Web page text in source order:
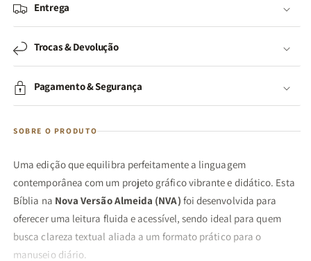
Entrega
Trocas & Devolução
Pagamento & Segurança
SOBRE O PRODUTO
Uma edição que equilibra perfeitamente a linguagem
contemporânea com um projeto gráfico vibrante e didático. Esta
Bíblia na Nova Versão Almeida (NVA) foi desenvolvida para
oferecer uma leitura fluida e acessível, sendo ideal para quem
busca clareza textual aliada a um formato prático para o
manuseio diário.